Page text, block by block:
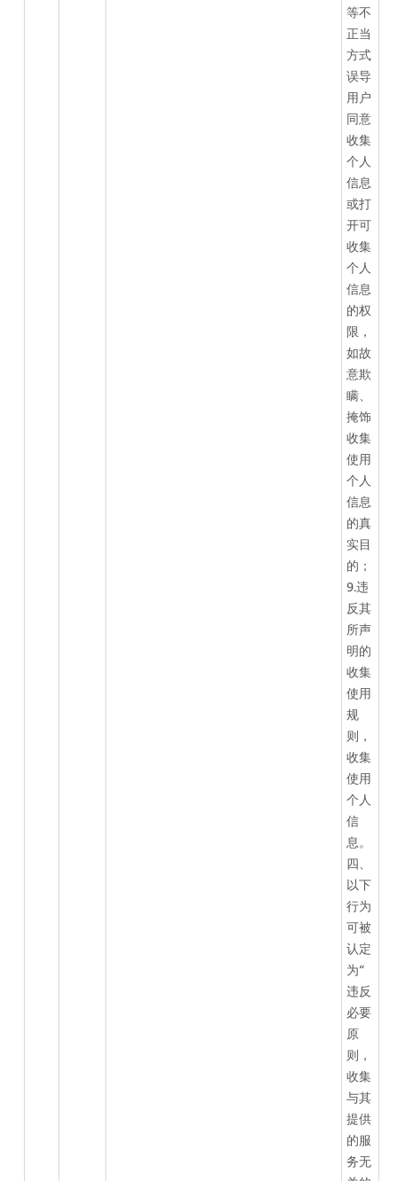
等不
正当
方式
误导
用户
同意
收集
个人
信息
或打
开可
收集
个人
信息
的权
限，
如故
意欺
瞒、
掩饰
收集
使用
个人
信息
的真
实目
的；
9.违
反其
所声
明的
收集
使用
规
则，
收集
使用
个人
信
息。
四、
以下
行为
可被
认定
为“
违反
必要
原
则，
收集
与其
提供
的服
务无